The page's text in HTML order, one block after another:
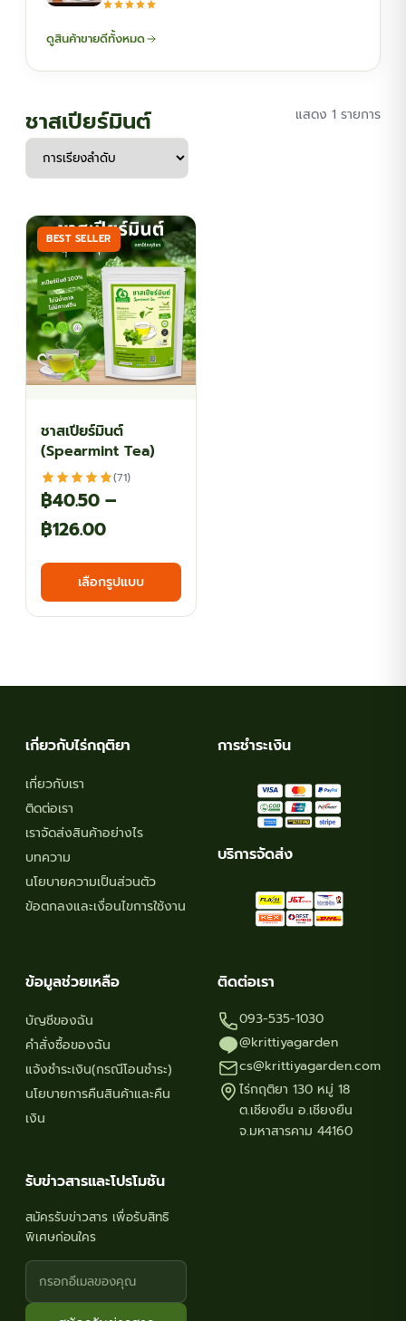
ดูสินค้าขายดีทั้งหมด
ชาสเปียร์มินต์ แสดง 1 รายการ
BEST SELLER
ชาสเปียร์มินต์
(Spearmint Tea)
(71)
฿40.50 –
฿126.00Price
range:
฿40.50
through
เลือกรูปแบบ
This
has
The
product
เกี่ยวกับไร่กฤติยา
เกี่ยวกับเรา
ติดต่อเรา
เราจัดส่งสินค้าอย่างไร
บทความ
นโยบายความเป็นส่วนตัว
ข้อตกลงและเงื่อนไขการใช้งาน
การชำระเงิน
บริการจัดส่ง
ข้อมูลช่วยเหลือ
บัญชีของฉัน
คำสั่งซื้อของฉัน
แจ้งชำระเงิน(กรณีโอนชำระ)
นโยบายการคืนสินค้าและคืน
เงิน
ติดต่อเรา
093-535-1030
@krittiyagarden
cs@krittiyagarden.com
ไร่กฤติยา 130 หมู่ 18
ต.เชียงยืน อ.เชียงยืน
จ.มหาสารคาม 44160
รับข่าวสารและโปรโมชัน
สมัครรับข่าวสาร เพื่อรับสิทธิ
พิเศษก่อนใคร